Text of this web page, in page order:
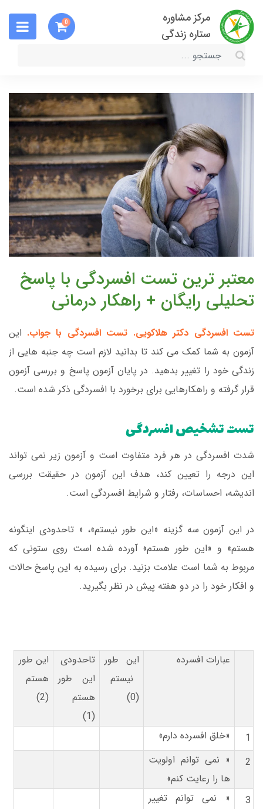
مرکز مشاوره
ستاره زندگی
0
معتبر ترین تست افسردگی با پاسخ
تحلیلی رایگان + راهکار درمانی
تست افسردگی دکتر هلاکویی. تست افسردگی با جواب. این
آزمون به شما کمک می کند تا بدانید لازم است چه جنبه هایی از
زندگی خود را تغییر بدهید. در پایان آزمون پاسخ و بررسی آزمون
قرار گرفته و راهکارهایی برای برخورد با افسردگی ذکر شده است.
تست تشخیص افسردگی
شدت افسردگی در هر فرد متفاوت است و آزمون زیر نمی تواند
این درجه را تعیین کند، هدف این آزمون در حقیقت بررسی
اندیشه، احساسات، رفتار و شرایط افسردگی است.
در این آزمون سه گزینه «این طور نیستم»، « تاحدودی اینگونه
هستم» و «این طور هستم» آورده شده است روی ستونی که
مربوط به شما است علامت بزنید. برای رسیده به این پاسخ حالات
و افکار خود را در دو هفته پیش در نظر بگیرید.
عبارات افسرده
این طور
نیستم
(0)
تاحدودی
این طور
هستم
(1)
این طور
هستم
(2)
1
«خلق افسرده دارم»
2
« نمی توانم اولویت
ها را رعایت کنم»
3
« نمی توانم تغییر